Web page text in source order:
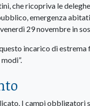
che ricopriva le
emergenza
29 novembre in
incarico di
I campi obbligatori